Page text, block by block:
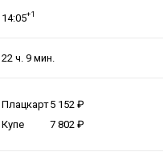
14:05+1
22 ч. 9 мин.
Плацкарт5 152
Купе
7 802